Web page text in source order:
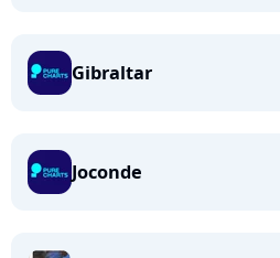
Gibraltar
Joconde